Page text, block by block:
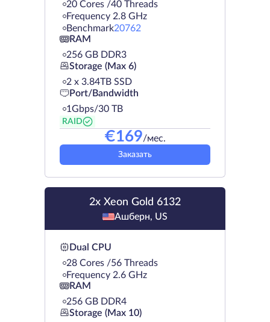
20 Cores /40 Threads
Frequency 2.8 GHz
Benchmark20762
RAM
256 GB DDR3
Storage (Max 6)
2 х 3.84TB SSD
Port/Bandwidth
1Gbps/30 TB
RAID
€169/мес.
Заказать
2x Xeon Gold 6132
Ашберн, US
Dual CPU
28 Cores /56 Threads
Frequency 2.6 GHz
RAM
256 GB DDR4
Storage (Max 10)